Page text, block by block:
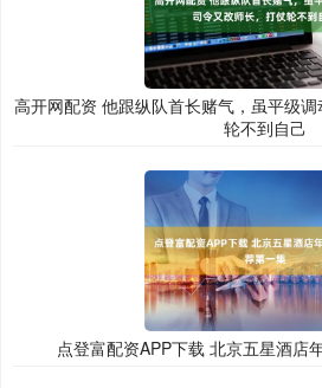
高开网配资 他跟纵队首长赌气，虽平级
轮不到自己
点登富配资APP下载 北京五星酒店